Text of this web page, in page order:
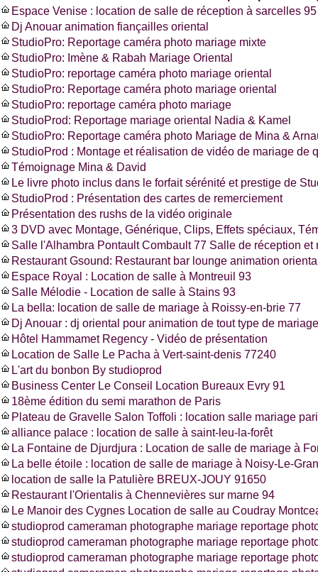
Espace Venise : location de salle de réception à sarcelles
Dj Anouar animation fiançailles oriental
StudioPro: Reportage caméra photo mariage mixte
StudioPro: Imène & Rabah Mariage Oriental
StudioPro: reportage caméra photo mariage oriental
StudioPro: Reportage caméra photo mariage oriental
StudioPro: reportage caméra photo mariage
StudioProd: Reportage mariage oriental Nadia & Kamel
StudioPro: Reportage caméra photo Mariage de Mina &
StudioProd : Montage et réalisation de vidéo de mariage de
Témoignage Mina & David
Le livre photo inclus dans le forfait sérénité et prestige de
StudioProd : Présentation des cartes de remerciement
Présentation des rushs de la vidéo originale
3 DVD avec Montage, Générique, Clips, Effets spéciaux,
Salle l'Alhambra Pontault Combault 77 Salle de réception et
Restaurant Gsound: Restaurant bar lounge animation
Espace Royal : Location de salle à Montreuil 93
Salle Mélodie - Location de salle à Stains 93
La bella: location de salle de mariage à Roissy-en-brie 77
Dj Anouar : dj oriental pour animation de tout type de mariage
Hôtel Hammamet Regency - Vidéo de présentation
Location de Salle Le Pacha à Vert-saint-denis 77240
L'art du bonbon By studioprod
Business Center Le Conseil Location Bureaux Evry 91
18ème édition du semi marathon de Paris
Plateau de Gravelle Salon Toffoli : location salle mariage
alliance palace : location de salle à saint-leu-la-forêt
La Fontaine de Djurdjura : Location de salle de mariage à
La belle étoile : location de salle de mariage à Noisy-Le-
location de salle la Patulière BREUX-JOUY 91650
Restaurant l'Orientalis à Chennevières sur marne 94
Le Manoir des Cygnes Location de salle au Coudray
studioprod cameraman photographe mariage reportage
studioprod cameraman photographe mariage reportage
studioprod cameraman photographe mariage reportage